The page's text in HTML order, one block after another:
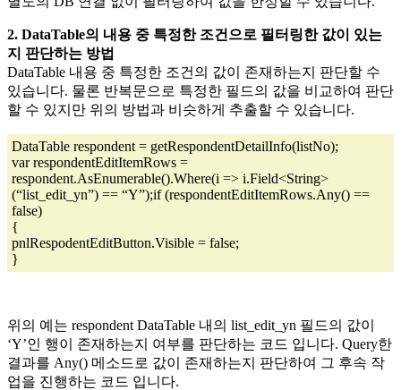
2. DataTable의 내용 중 특정한 조건으로 필터링한 값이 있는
지 판단하는 방법
DataTable 내용 중 특정한 조건의 값이 존재하는지 판단할 수
있습니다. 물론 반복문으로 특정한 필드의 값을 비교하여 판단
할 수 있지만 위의 방법과 비슷하게 추출할 수 있습니다.
DataTable respondent = getRespondentDetailInfo(listNo);
var respondentEditItemRows =
respondent.AsEnumerable().Where(i => i.Field<String>
(“list_edit_yn”) == “Y”);if (respondentEditItemRows.Any() ==
false)
{
pnlRespodentEditButton.Visible = false;
}
위의 예는 respondent DataTable 내의 list_edit_yn 필드의 값이
‘Y’인 행이 존재하는지 여부를 판단하는 코드 입니다. Query한
결과를 Any() 메소드로 값이 존재하는지 판단하여 그 후속 작
업을 진행하는 코드 입니다.